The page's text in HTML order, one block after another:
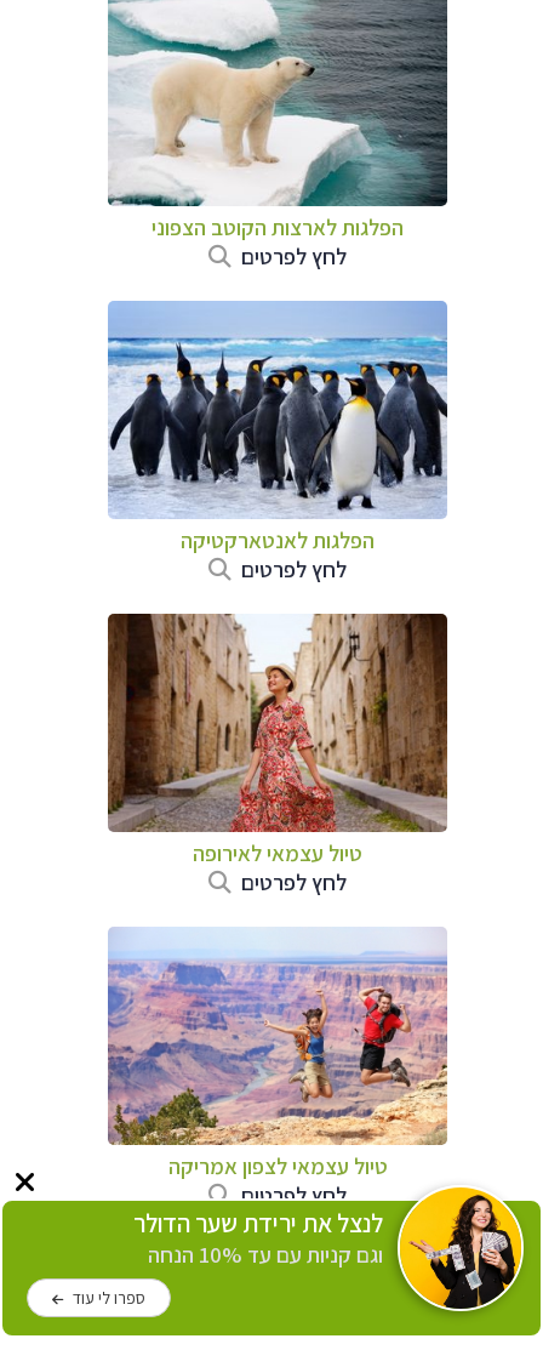
הפלגות לארצות הקוטב הצפוני
לחץ לפרטים
הפלגות לאנטארקטיקה
לחץ לפרטים
טיול עצמאי לאירופה
לחץ לפרטים
טיול עצמאי לצפון אמריקה
לחץ לפרטים
לנצל את ירידת שער הדולר
וגם קניות עם עד 10% הנחה
ספרו לי עוד